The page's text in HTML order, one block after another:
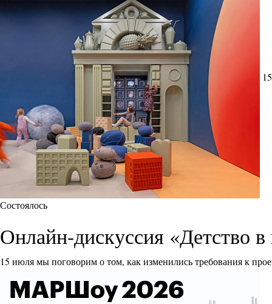
Состоялось
Онлайн-дискуссия «Детство
15 июля мы поговорим о том, как изменились требования к